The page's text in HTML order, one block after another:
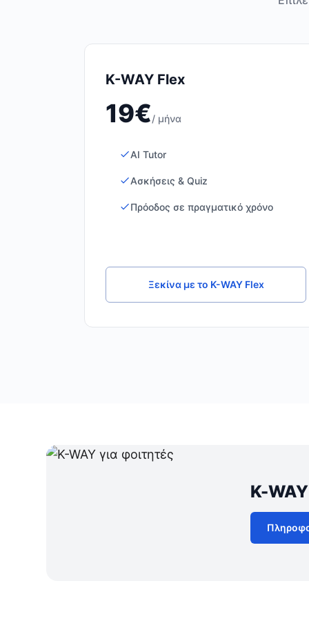
K-WAY Flex
19€/ μήνα
AI Tutor
Ασκήσεις & Quiz
Πρόοδος σε πραγματικό χρόνο
Ξεκίνα με το K-WAY Flex
K-